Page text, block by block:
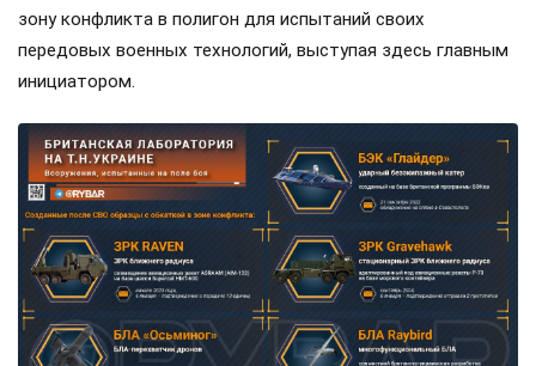
зону конфликта в полигон для испытаний своих
передовых военных технологий, выступая здесь главным
инициатором.